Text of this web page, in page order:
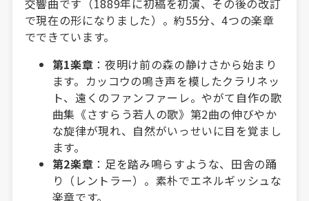
交響曲です（1889年に初稿を初演、その後の改訂
で現在の形になりました）。約55分、4つの楽章
でできています。
第1楽章 ：夜明け前の森の静けさから始まり
ます。カッコウの鳴き声を模したクラリネッ
ト、遠くのファンファーレ。やがて自作の歌
曲集《さすらう若人の歌》第2曲の伸びやか
な旋律が現れ、自然がいっせいに目を覚まし
ます。
第2楽章 ：足を踏み鳴らすような、田舎の踊
り（レントラー）。素朴でエネルギッシュな
楽章です。